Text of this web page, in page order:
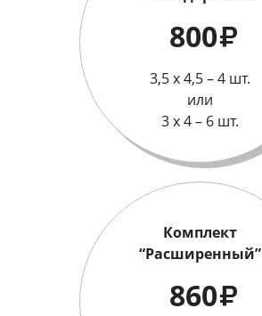
800₽
3,5 х 4,5 – 4 шт.
или
3 х 4 – 6 шт.
Комплект
“Расширенный”
860₽